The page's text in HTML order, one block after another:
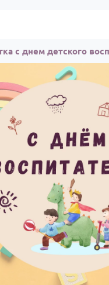
с днем детского